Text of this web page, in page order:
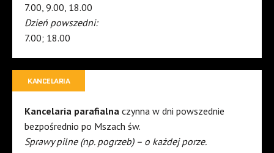
7.00, 9.00, 18.00
Dzień powszedni:
7.00; 18.00
KANCELARIA
Kancelaria parafialna czynna w dni powszednie
bezpośrednio po Mszach św.
Sprawy pilne (np. pogrzeb) – o każdej porze.